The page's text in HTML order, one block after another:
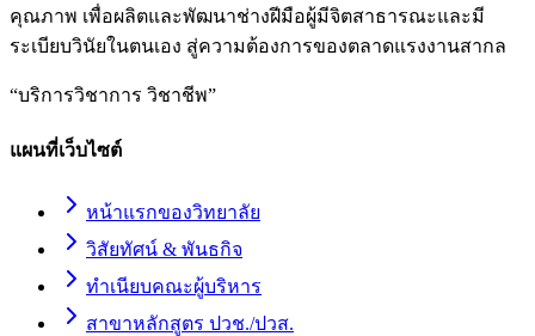
คุณภาพ เพื่อผลิตและพัฒนาช่างฝีมือผู้มีจิตสาธารณะและมี
ระเบียบวินัยในตนเอง สู่ความต้องการของตลาดแรงงานสากล
“บริการวิชาการ วิชาชีพ”
แผนที่เว็บไซต์
หน้าแรกของวิทยาลัย
วิสัยทัศน์ & พันธกิจ
ทำเนียบคณะผู้บริหาร
สาขาหลักสูตร ปวช./ปวส.